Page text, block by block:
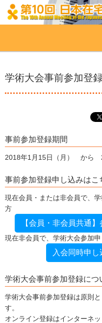
学術大会事前参加登
事前参加登録期間
2018年1月15日（月） から
事前参加登録申し込みはこ
現在会員・または非会員で、
方
【会員・非会員共通
現在非会員で、学術大会参加
入会同時申
学術大会事前参加登録につ
学術大会事前参加登録は原則
す。
オンライン登録はインターネ